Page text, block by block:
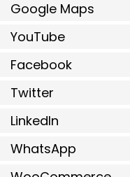
Google Maps
YouTube
Facebook
Twitter
LinkedIn
WhatsApp